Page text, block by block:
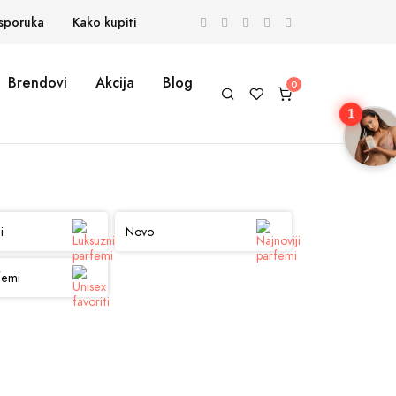
Kako kupiti
Brendovi Akcija Blog
Novo
1